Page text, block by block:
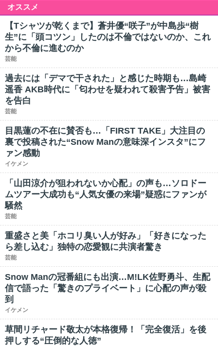
オススメ
【Tシャツが乾くまで】蒼井優“咲子”が中島歩“樹
生”に「頭コツン」したのは不倫ではないのか、これ
から不倫に進むのか
芸能
過去には「デマで干された」と感じた時期も…島崎
遥香 AKB時代に「匂わせを疑われて殺害予告」被害
を告白
芸能
目黒蓮の不在に賛否も…「FIRST TAKE」大注目の
裏で投稿された“Snow Manの意味深インスタ”にフ
ァン感動
イケメン
「山田涼介が狙われないか心配」の声も…ソロドー
ムツアー大成功も“人気女優の来場”疑惑にファンが
騒然
芸能
重盛さと美「ホコリ臭い人が好み」「好きになった
ら差し込む」独特の恋愛観に共演者驚き
芸能
Snow Manの冠番組にも出演…M!LK佐野勇斗、生配
信で語った「驚きのプライベート」に心配の声が殺
到
イケメン
草間リチャード敬太が本格復帰！「完全復活」を後
押しする“圧倒的な人徳”